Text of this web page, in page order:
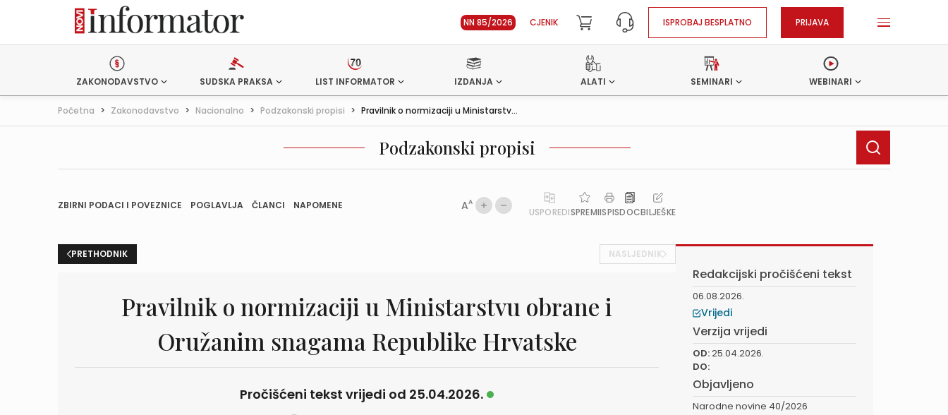
NN 85/2026 CJENIK ISPROBAJ BESPLATNO PRIJAVA
ZAKONODAVSTVO SUDSKA PRAKSA LIST INFORMATOR IZDANJA ALATI SEMINARI WEBINARI
Početna > Zakonodavstvo > Nacionalno > Podzakonski propisi > Pravilnik o normizaciji u Ministarstv...
Podzakonski propisi
ZBIRNI PODACI I POVEZNICE POGLAVLJA ČLANCI NAPOMENE AA
USPOREDISPREMIISPISDOCBILJEŠKE
PRETHODNIK NASLJEDNIK
Pravilnik o normizaciji u Ministarstvu obrane i
Oružanim snagama Republike Hrvatske
Pročišćeni tekst vrijedi od 25.04.2026.
Redakcijski pročišćeni tekst
06.08.2026.
Vrijedi
Verzija vrijedi
OD:25.04.2026.
DO:
Objavljeno
Narodne novine 40/2026